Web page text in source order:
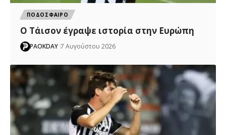
ΠΟΔΟΣΦΑΙΡΟ
Ο Τάισον έγραψε ιστορία στην Ευρώπη
PAOKDAY 7 Αυγούστου 2026